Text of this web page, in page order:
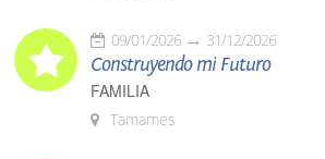
09/01/2026 31/12/2026
Construyendo mi Futuro
FAMILIA
Tamames